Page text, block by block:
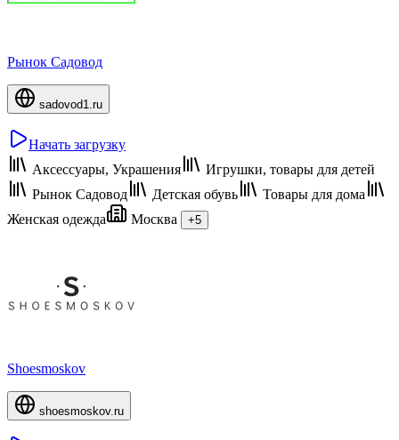
Рынок Садовод
sadovod1.ru
Начать загрузку
Аксессуары, Украшения
Игрушки, товары для детей
Рынок Садовод
Детская обувь
Товары для дома
Женская одежда
Москва +5
Shoesmoskov
shoesmoskov.ru